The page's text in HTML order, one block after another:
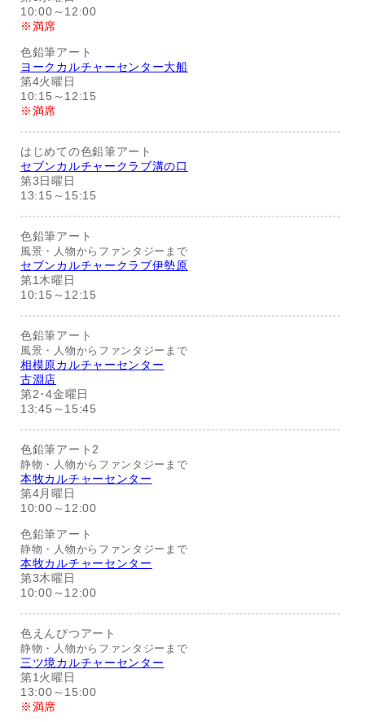
10:00～12:00
※満席
色鉛筆アート
ヨークカルチャーセンター大船
第4火曜日
10:15～12:15
※満席
はじめての色鉛筆アート
セブンカルチャークラブ溝の口
第3日曜日
13:15～15:15
色鉛筆アート
風景・人物からファンタジーまで
セブンカルチャークラブ伊勢原
第1木曜日
10:15～12:15
色鉛筆アート
風景・人物からファンタジーまで
相模原カルチャーセンター
古淵店
第2･4金曜日
13:45～15:45
色鉛筆アート2
静物・人物からファンタジーまで
本牧カルチャーセンター
第4月曜日
10:00～12:00
色鉛筆アート
静物・人物からファンタジーまで
本牧カルチャーセンター
第3木曜日
10:00～12:00
色えんぴつアート
静物・人物からファンタジーまで
三ツ境カルチャーセンター
第1火曜日
13:00～15:00
※満席